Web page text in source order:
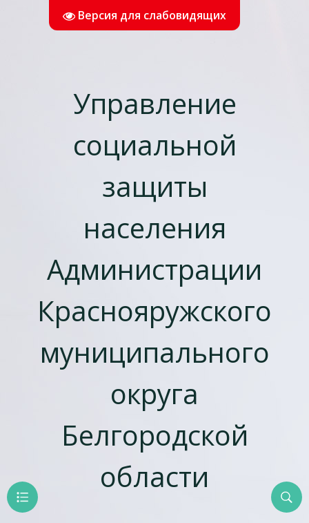
Версия для слабовидящих
Управление
социальной
защиты
населения
Администрации
Краснояружского
муниципального
округа
Белгородской
области